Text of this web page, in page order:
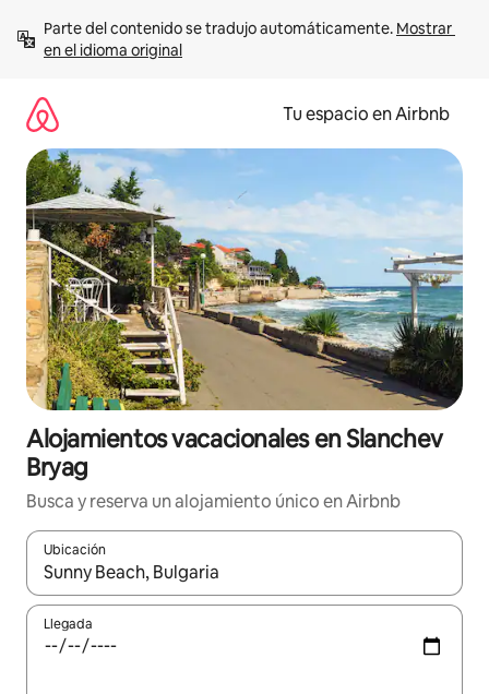
contenido
Parte del contenido se tradujo automáticamente. Mostrar
en el idioma original
Tu espacio en Airbnb
Alojamientos vacacionales en Slanchev
Bryag
Busca y reserva un alojamiento único en Airbnb
Ubicación
Cuando los resultados estén disponibles, podrás navegar
Llegada